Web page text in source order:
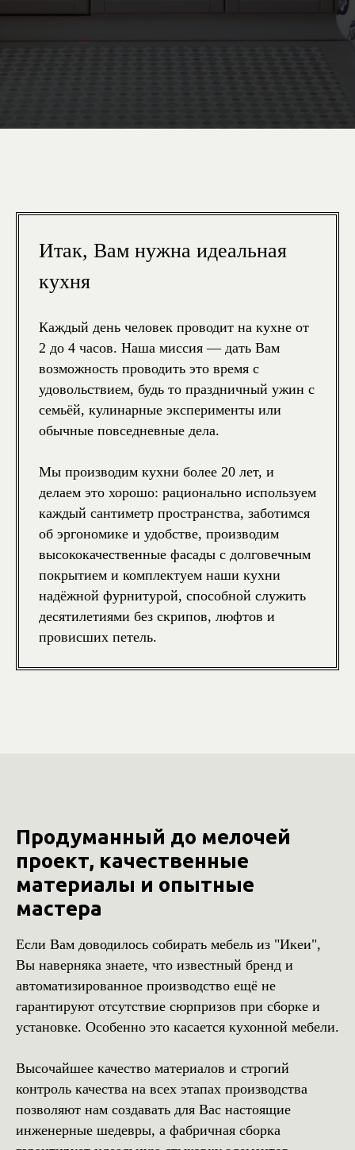
Итак, Вам нужна идеальная
кухня
Каждый день человек проводит на кухне от
2 до 4 часов. Наша миссия — дать Вам
возможность проводить это время с
удовольствием, будь то праздничный ужин с
семьёй, кулинарные эксперименты или
обычные повседневные дела.
Мы производим кухни более 20 лет, и
делаем это хорошо: рационально используем
каждый сантиметр пространства, заботимся
об эргономике и удобстве, производим
высококачественные фасады с долговечным
покрытием и комплектуем наши кухни
надёжной фурнитурой, способной служить
десятилетиями без скрипов, люфтов и
провисших петель.
Продуманный до мелочей
проект, качественные
материалы и опытные
мастера
Если Вам доводилось собирать мебель из "Икеи",
Вы наверняка знаете, что известный бренд и
автоматизированное производство ещё не
гарантируют отсутствие сюрпризов при сборке и
установке. Особенно это касается кухонной мебели.
Высочайшее качество материалов и строгий
контроль качества на всех этапах производства
позволяют нам создавать для Вас настоящие
инженерные шедевры, а фабричная сборка